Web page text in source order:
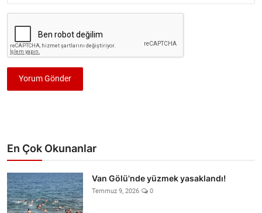
Yorum Gönder
En Çok Okunanlar
Van Gölü'nde yüzmek yasaklandı!
Temmuz 9, 2026 0